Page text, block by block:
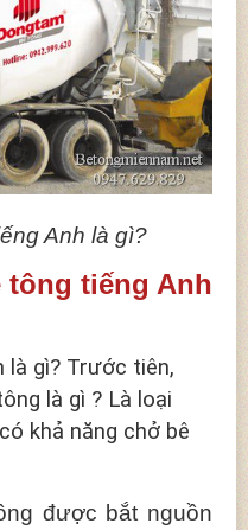
Anh là gì?
tông tiếng Anh
là gì? Trước tiên,
là gì ? Là loại
khả năng chở bê
được bắt nguồn